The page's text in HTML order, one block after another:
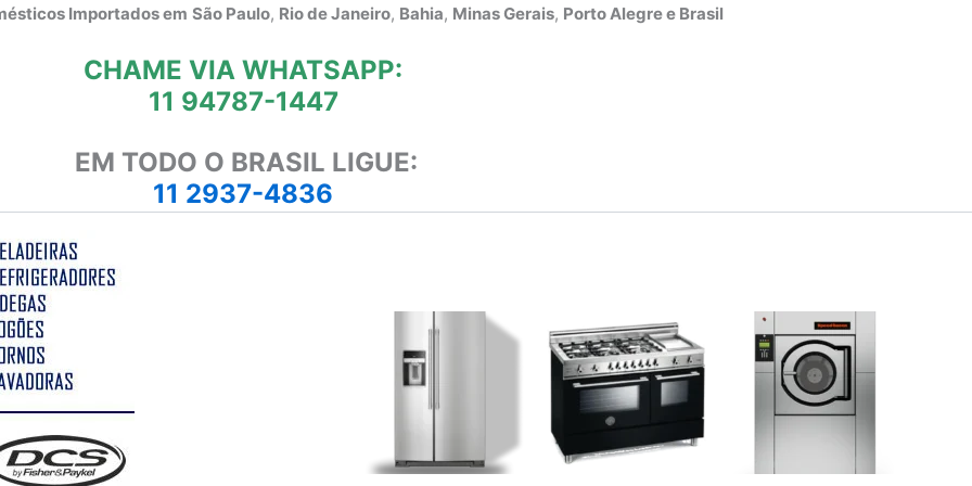
Importados em São Paulo, Rio de Janeiro, Bahia, Minas Gerais, Porto Alegre e Brasil
CHAME VIA WHATSAPP:
11 94787-1447
EM TODO O BRASIL LIGUE:
11 2937-4836